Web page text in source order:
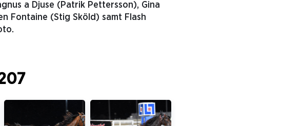
a Djuse (Patrik Pettersson), Gina
Fontaine (Stig Sköld) samt Flash